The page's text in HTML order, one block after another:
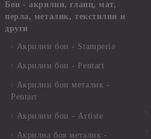
Бои - акрилни, гланц, мат,
перла, металик, текстилни и
други
Акрилни бои - Stamperia
Акрилни бои - Pentart
Акрилни бои металик -
Pentart
Акрилни бои - Artiste
Акрилна боя металик -